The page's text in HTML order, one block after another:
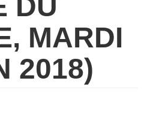
MARDI
2018)